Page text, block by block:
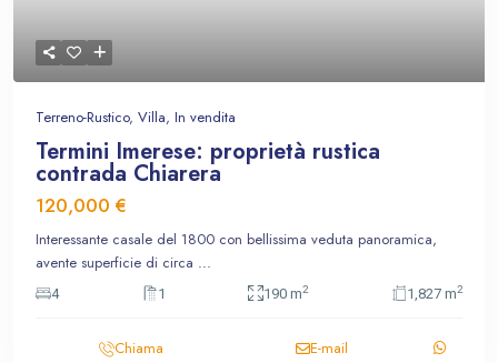
Terreno-Rustico, Villa, In vendita
Termini Imerese: proprietà rustica
contrada Chiarera
120,000 €
Interessante casale del 1800 con bellissima veduta panoramica,
avente superficie di circa ...
4 1 190 m2 1,827 m2
Chiama E-mail